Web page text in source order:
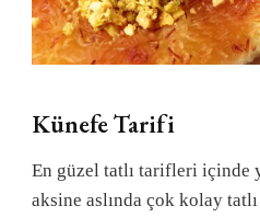
Künefe Tarifi
En güzel tatlı tarifleri içinde
aksine aslında çok kolay